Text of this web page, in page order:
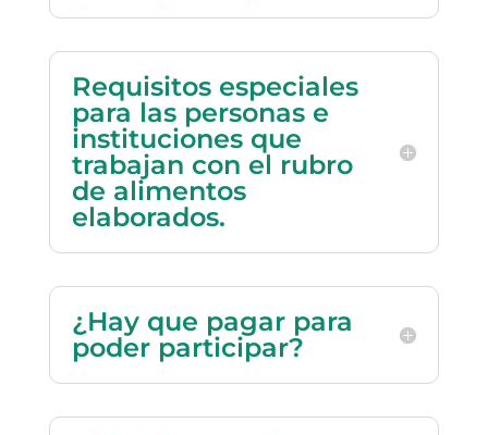
Requisitos especiales
para las personas e
instituciones que
trabajan con el rubro
de alimentos
elaborados.
¿Hay que pagar para
poder participar?